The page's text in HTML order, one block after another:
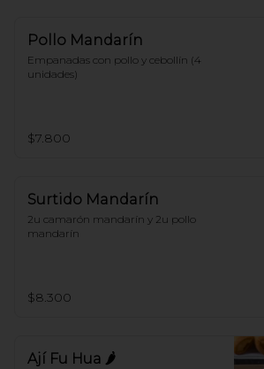
Pollo Mandarín
Empanadas con pollo y cebollín (4
unidades)
$7.800
Surtido Mandarín
2u camarón mandarín y 2u pollo
mandarín
$8.300
Ají Fu Hua 🌶